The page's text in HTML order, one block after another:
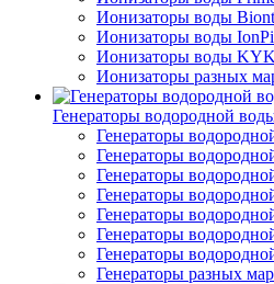
Ионизаторы воды
Ионизаторы воды
Ионизаторы воды KYK
Ионизаторы разных
Генераторы водородной
Генераторы
Генераторы
Генераторы
Генераторы
Генераторы
Генераторы
Генераторы
Генераторы разных